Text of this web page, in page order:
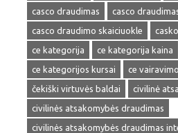
casco draudimas
casco
casco draudimo skaiciuokle
ce kategorija
ce kategorija kaina
ce kategorijos kursai
ce
čekiški virtuvės baldai
civilinė
civilinės atsakomybės draudimas
civilinės atsakomybės draudimas